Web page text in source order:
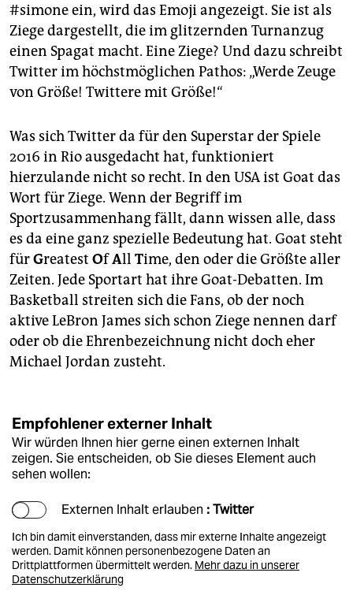
#simone ein, wird das Emoji angezeigt. Sie ist als
Ziege dargestellt, die im glitzernden Turnanzug
einen Spagat macht. Eine Ziege? Und dazu schreibt
Twitter im höchstmöglichen Pathos: „Werde Zeuge
von Größe! Twittere mit Größe!“
Was sich Twitter da für den Superstar der Spiele
2016 in Rio ausgedacht hat, funktio­niert
hierzulande nicht so recht. In den USA ist Goat das
Wort für Ziege. Wenn der Begriff im
Sportzusammenhang fällt, dann wissen alle, dass
es da eine ganz spezielle Bedeutung hat. Goat steht
fürGreatest OfAll Time, den oder die Größte aller
Zeiten. Jede Sportart hat ihre Goat-Debatten. Im
Basketball streiten sich die Fans, ob der noch
aktive LeBron James sich schon Ziege nennen darf
oder ob die Ehrenbezeichnung nicht doch eher
Michael Jordan zusteht.
Empfohlener externer Inhalt
Wir würden Ihnen hier gerne einen externen Inhalt
zeigen. Sie entscheiden, ob Sie dieses Element auch
sehen wollen:
Externen Inhalt erlauben : Twitter
Ich bin damit einverstanden, dass mir externe Inhalte angezeigt
werden. Damit können personenbezogene Daten an
Drittplattformen übermittelt werden. Mehr dazu in unserer
Datenschutzerklärung